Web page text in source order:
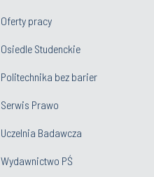
Oferty pracy
Osiedle Studenckie
Politechnika bez barier
Serwis Prawo
Uczelnia Badawcza
Wydawnictwo PŚ